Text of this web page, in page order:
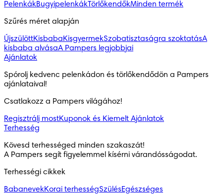
PelenkákBugyipelenkákTörlőkendőkMinden termék
Szűrés méret alapján
ÚjszülöttKisbabaKisgyermekSzobatisztaságra szoktatásA
kisbaba alvásaA Pampers legjobbjai
Ajánlatok
Spórolj kedvenc pelenkádon és törlőkendődön a Pampers
ajánlataival!
Csatlakozz a Pampers világához!
Regisztrálj mostKuponok és Kiemelt Ajánlatok
Terhesség
Kövesd terhességed minden szakaszát!
A Pampers segít figyelemmel kísérni várandósságodat.
Terhességi cikkek
BabanevekKorai terhességSzülésEgészséges